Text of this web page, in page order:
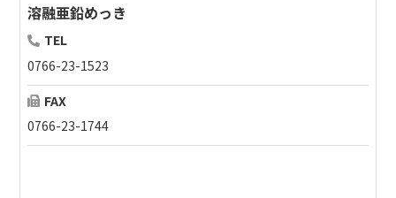
溶融亜鉛めっき
TEL
0766-23-1523
FAX
0766-23-1744